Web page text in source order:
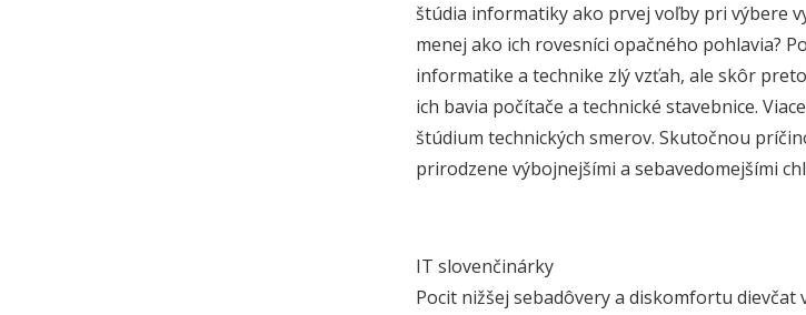
štúdia informatiky ako prvej voľby pri výbere
menej ako ich rovesníci opačného pohlavia?
informatike a technike zlý vzťah, ale skôr
ich bavia počítače a technické stavebnice.
štúdium technických smerov. Skutočnou
prirodzene výbojnejšími a sebavedomejšími
IT slovenčinárky
Pocit nižšej sebadôvery a diskomfortu